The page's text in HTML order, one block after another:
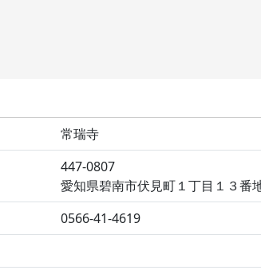
常瑞寺
447-0807
愛知県碧南市伏見町１丁目１３番
0566-41-4619